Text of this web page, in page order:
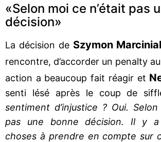
«Selon moi ce n’était pas
décision»
La décision de Szymon
rencontre, d’accorder un penalty au
action a beaucoup fait réagir et
senti lésé après le coup de
sentiment d’injustice ? Oui.
pas une bonne décision. Il y
choses à prendre en compte sur